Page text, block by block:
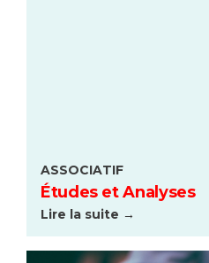
ASSOCIATIF
Études et Analyses
Lire la suite →